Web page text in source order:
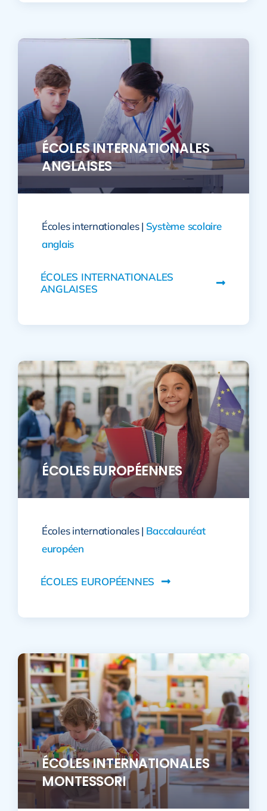
ÉCOLES INTERNATIONALES
ANGLAISES
Écoles internationales | Système scolaire
anglais
ÉCOLES INTERNATIONALES
ANGLAISES
ÉCOLES EUROPÉENNES
Écoles internationales | Baccalauréat
européen
ÉCOLES EUROPÉENNES
ÉCOLES INTERNATIONALES
MONTESSORI